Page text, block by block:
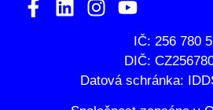
IČ: 256 780
DIČ:
Datová schránka: